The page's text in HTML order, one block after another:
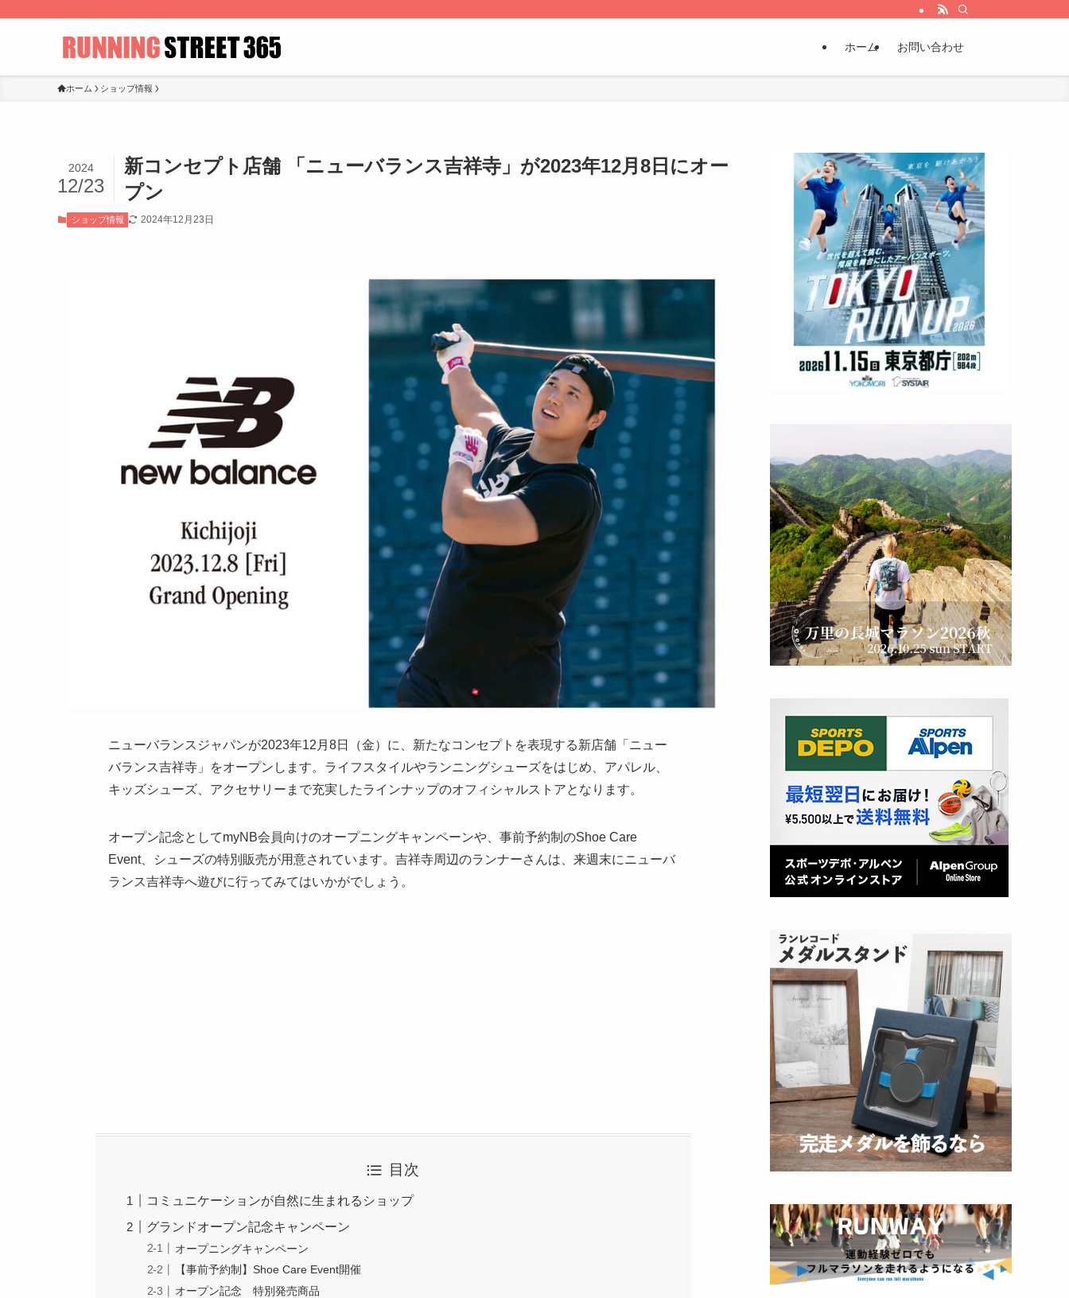
ホーム お問い合わせ
ホーム ショップ情報
新コンセプト店舗 「ニューバランス吉祥寺」が2023年12月8日にオー
プン
2024
12/23
ショップ情報 2024年12月23日
ニューバランスジャパンが2023年12月8日（金）に、新たなコンセプトを表現する新店舗「ニュー
バランス吉祥寺」をオープンします。ライフスタイルやランニングシューズをはじめ、アパレル、
キッズシューズ、アクセサリーまで充実したラインナップのオフィシャルストアとなります。
オープン記念としてmyNB会員向けのオープニングキャンペーンや、事前予約制のShoe Care
Event、シューズの特別販売が用意されています。吉祥寺周辺のランナーさんは、来週末にニューバ
ランス吉祥寺へ遊びに行ってみてはいかがでしょう。
目次
コミュニケーションが自然に生まれるショップ
グランドオープン記念キャンペーン
オープニングキャンペーン
【事前予約制】Shoe Care Event開催
オープン記念 特別発売商品